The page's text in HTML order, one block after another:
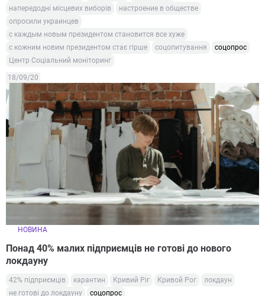
напередодні місцевих виборів
настроение в обществе
опросили украинцев
с каждым новым президентом становится все хуже
с кожним новим президентом стає гірше
соцопитування
соцопрос
Центр Соціальний моніторинг
18/09/20
НОВИНА
Понад 40% малих підприємців не готові до нового
локдауну
42% підприємців карантин Кривий Ріг Кривой Рог
локдаун
не готові до локдауну
соцопрос